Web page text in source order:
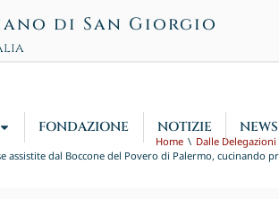
di San Giorgio
FONDAZIONE NOTIZIE
Home Dalle Delegazioni
assistite dal Boccone del Povero di Palermo, cucinando